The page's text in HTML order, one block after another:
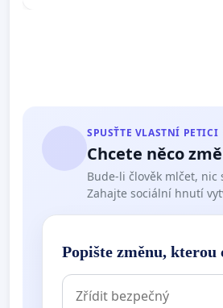
SPUSŤTE VLASTNÍ PETICI
Chcete něco
Bude-li člověk mlčet, nic
Zahajte sociální hnutí
Popište změnu, kterou